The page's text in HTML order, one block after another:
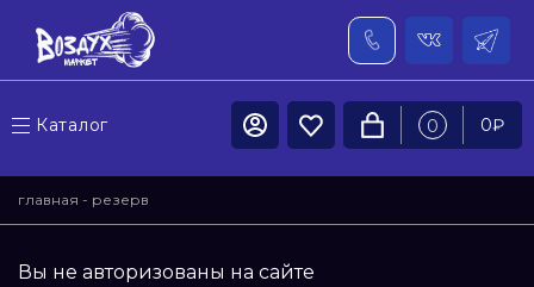
Каталог 0 0₽
главная - резерв
Вы не авторизованы на сайте